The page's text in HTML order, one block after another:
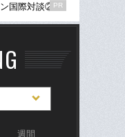
国際対談②》
PR
週間